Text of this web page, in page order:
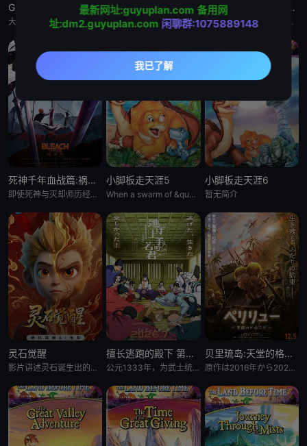
Grow Up Show :向日葵马戏团:
大约在昭和30年代（1950年代中期至1960年代中期），以正处于经济高度成长期的日本为背景，那是一个马戏团作为主流娱乐、深深融入人们日常生活的时代。 为了争夺只有顶尖马戏团才被允许参加的世界级盛典
Grow Up Show :向日葵马戏团:
大约在昭和30年代（1950年代中期至1960年代中期），以正处于经济高度成长期的日本为背景，那是一个马戏团作为主流娱乐、深深融入人们日常生活的时代。 为了争夺只有顶尖马戏团才被允许参加的世界级盛典
恶女不才请多关照 :雏宫蝶鼠换身传:
这个故事起始于架空世界里名为「咏国」的虚构国度。为了培育下一任妃子，会从五大家族中各选一名少女进入宫殿——「雏宫」。进入后宫的少女成为雏女，在雏宫接受做为未来皇后的养成教育。 名门之一、美丽又睿智的
死神千年血战篇:祸进谭:动漫
即使死神与灭却师历经千年的血战尽头，毁灭的未来已隐约可见── &nbsp; &nbsp; &nbsp; &nbsp; &nbsp; &nbsp; &nbsp; &nbsp; &nbsp; &nbsp;
小脚板走天涯5
When a swarm of &quot;leaf-gobblers&quot; devours all
小脚板走天涯6
暂无简介
灵石觉醒
影片讲述灵石诞生出的石灵儿，被石矶娘娘收养。哪吒误伤石矶徒弟，太乙真人偏袒哪吒，锁住石矶。石灵儿为救母学艺，却
擅长逃跑的殿下 第二季
公元1333年，为武士统治日本奠定基石的镰仓幕府，因其所信任的幕臣——足利尊氏的谋反而宣告灭亡。 &nbsp; &nbsp; &nbsp; &nbsp; &nbsp; &nbsp; &nbsp; &n
贝里琉岛:天堂的格尔尼卡:
原作は2016年から2021年までヤングアニマル（白泉社）にて连载され、2017年度の日本漫画家协会赏の优
最新网址:guyuplan.com 备用网
址:dm2.guyuplan.com 闲聊群:1075889148